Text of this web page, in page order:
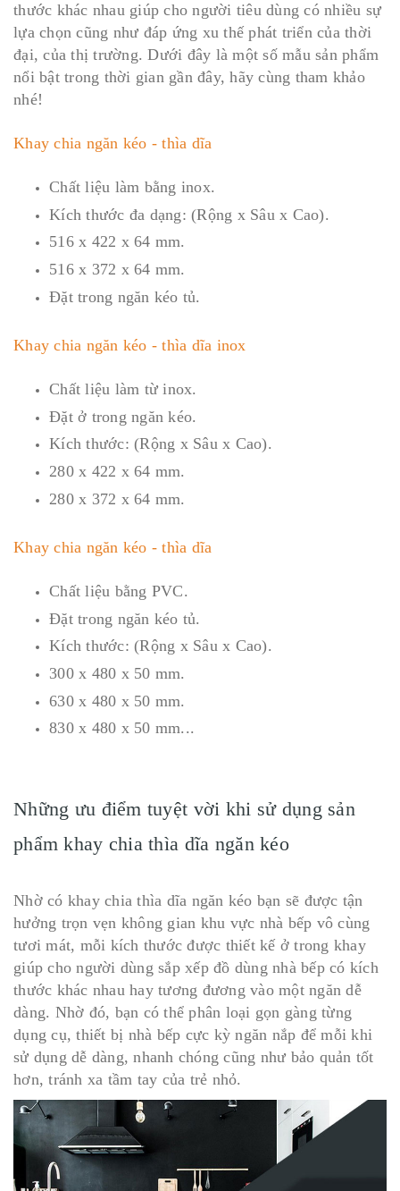
thước khác nhau giúp cho người tiêu dùng có nhiều sự
lựa chọn cũng như đáp ứng xu thế phát triển của thời
đại, của thị trường. Dưới đây là một số mẫu sản phẩm
nổi bật trong thời gian gần đây, hãy cùng tham khảo
nhé!
Khay chia ngăn kéo - thìa dĩa
Chất liệu làm bằng inox.
Kích thước đa dạng: (Rộng x Sâu x Cao).
516 x 422 x 64 mm.
516 x 372 x 64 mm.
Đặt trong ngăn kéo tủ.
Khay chia ngăn kéo - thìa dĩa inox
Chất liệu làm từ inox.
Đặt ở trong ngăn kéo.
Kích thước: (Rộng x Sâu x Cao).
280 x 422 x 64 mm.
280 x 372 x 64 mm.
Khay chia ngăn kéo - thìa dĩa
Chất liệu bằng PVC.
Đặt trong ngăn kéo tủ.
Kích thước: (Rộng x Sâu x Cao).
300 x 480 x 50 mm.
630 x 480 x 50 mm.
830 x 480 x 50 mm...
Những ưu điểm tuyệt vời khi sử dụng sản
phẩm khay chia thìa dĩa ngăn kéo
Nhờ có khay chia thìa dĩa ngăn kéo bạn sẽ được tận
hưởng trọn vẹn không gian khu vực nhà bếp vô cùng
tươi mát, mỗi kích thước được thiết kế ở trong khay
giúp cho người dùng sắp xếp đồ dùng nhà bếp có kích
thước khác nhau hay tương đương vào một ngăn dễ
dàng. Nhờ đó, bạn có thể phân loại gọn gàng từng
dụng cụ, thiết bị nhà bếp cực kỳ ngăn nắp để mỗi khi
sử dụng dễ dàng, nhanh chóng cũng như bảo quản tốt
hơn, tránh xa tầm tay của trẻ nhỏ.